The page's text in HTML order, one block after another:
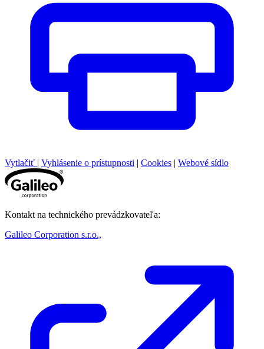
Vytlačiť | Vyhlásenie o prístupnosti | Cookies | Webové sídlo
Kontakt na technického prevádzkovateľa:
Galileo Corporation s.r.o.,